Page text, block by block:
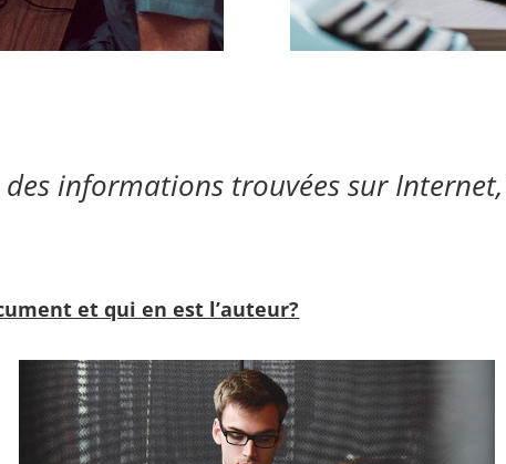
informations trouvées sur
et qui en est l’auteur?